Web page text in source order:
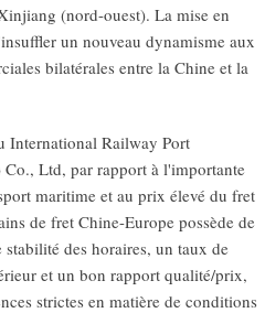
(nord-ouest). La mise en
un nouveau dynamisme aux
bilatérales entre la Chine et la
International Railway Port
Ltd, par rapport à l'importante
maritime et au prix élevé du fret
de fret Chine-Europe possède de
des horaires, un taux de
et un bon rapport qualité/prix,
strictes en matière de conditions